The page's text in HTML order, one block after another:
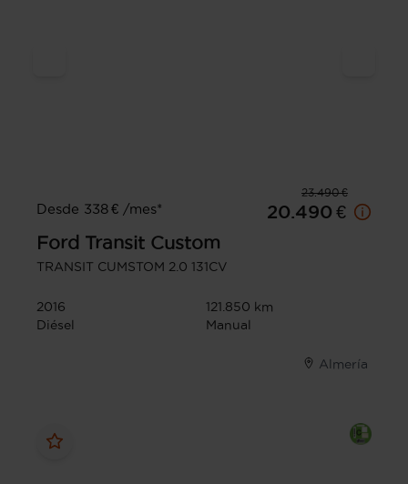
23.490 €
Desde 338 € /mes*
20.490 €
Ford Transit Custom
TRANSIT CUMSTOM 2.0 131CV
2016
121.850 km
Diésel
Manual
Almería